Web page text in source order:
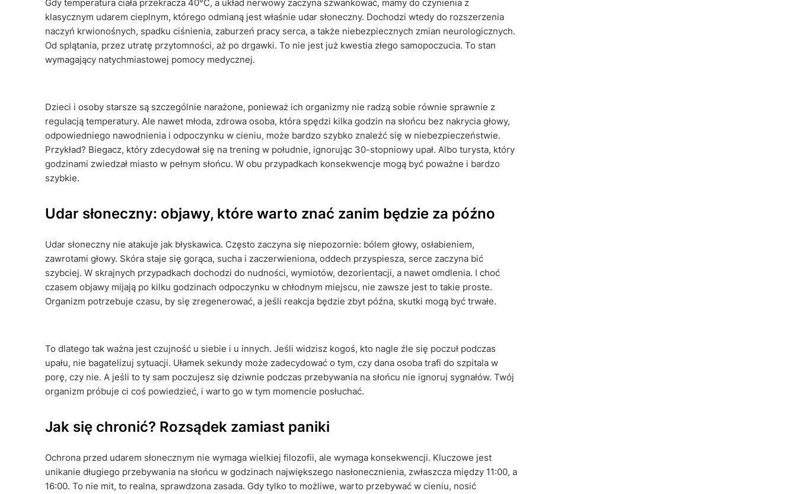
Gdy temperatura ciała przekracza 40°C, a układ nerwowy zaczyna szwankować, mamy do czynienia z
klasycznym udarem cieplnym, którego odmianą jest właśnie udar słoneczny. Dochodzi wtedy do rozszerzenia
naczyń krwionośnych, spadku ciśnienia, zaburzeń pracy serca, a także niebezpiecznych zmian neurologicznych.
Od splątania, przez utratę przytomności, aż po drgawki. To nie jest już kwestia złego samopoczucia. To stan
wymagający natychmiastowej pomocy medycznej.
Dzieci i osoby starsze są szczególnie narażone, ponieważ ich organizmy nie radzą sobie równie sprawnie z
regulacją temperatury. Ale nawet młoda, zdrowa osoba, która spędzi kilka godzin na słońcu bez nakrycia głowy,
odpowiedniego nawodnienia i odpoczynku w cieniu, może bardzo szybko znaleźć się w niebezpieczeństwie.
Przykład? Biegacz, który zdecydował się na trening w południe, ignorując 30-stopniowy upał. Albo turysta, który
godzinami zwiedzał miasto w pełnym słońcu. W obu przypadkach konsekwencje mogą być poważne i bardzo
szybkie.
Udar słoneczny: objawy, które warto znać zanim będzie za późno
Udar słoneczny nie atakuje jak błyskawica. Często zaczyna się niepozornie: bólem głowy, osłabieniem,
zawrotami głowy. Skóra staje się gorąca, sucha i zaczerwieniona, oddech przyspiesza, serce zaczyna bić
szybciej. W skrajnych przypadkach dochodzi do nudności, wymiotów, dezorientacji, a nawet omdlenia. I choć
czasem objawy mijają po kilku godzinach odpoczynku w chłodnym miejscu, nie zawsze jest to takie proste.
Organizm potrzebuje czasu, by się zregenerować, a jeśli reakcja będzie zbyt późna, skutki mogą być trwałe.
To dlatego tak ważna jest czujność u siebie i u innych. Jeśli widzisz kogoś, kto nagle źle się poczuł podczas
upału, nie bagatelizuj sytuacji. Ułamek sekundy może zadecydować o tym, czy dana osoba trafi do szpitala w
porę, czy nie. A jeśli to ty sam poczujesz się dziwnie podczas przebywania na słońcu nie ignoruj sygnałów. Twój
organizm próbuje ci coś powiedzieć, i warto go w tym momencie posłuchać.
Jak się chronić? Rozsądek zamiast paniki
Ochrona przed udarem słonecznym nie wymaga wielkiej filozofii, ale wymaga konsekwencji. Kluczowe jest
unikanie długiego przebywania na słońcu w godzinach największego nasłonecznienia, zwłaszcza między 11:00, a
16:00. To nie mit, to realna, sprawdzona zasada. Gdy tylko to możliwe, warto przebywać w cieniu, nosić